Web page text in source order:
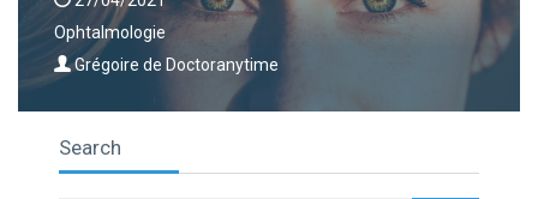
Ophtalmologie
Grégoire de Doctoranytime
Search